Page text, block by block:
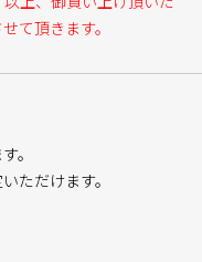
て頂きます。
。
ただけます。